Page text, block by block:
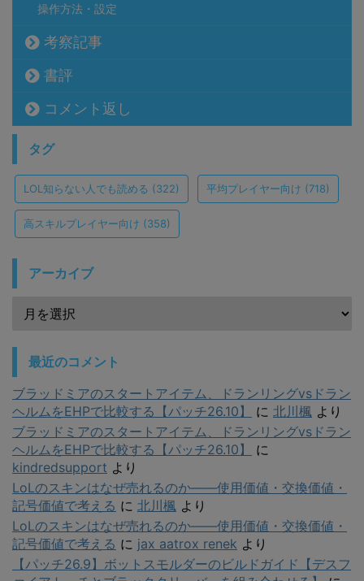
操作方法・設定
考察記事
書評
コメント返し
タグ
LOL知らない人でも読める (322) 平均プレイヤー向け (718)
高スキルプレイヤー向け (358)
アーカイブ
最近のコメント
ブラッドミアのスタートアイテム、ドランリングvsドラン
ヘルムをEHPで比較する【パッチ26.10】
に 北川楓 より
ブラッドミアのスタートアイテム、ドランリングvsドラン
ヘルムをEHPで比較する【パッチ26.10】
に
kindredsupport より
LoLのスキンはなぜ売れるのか——使用価値・交換価値・
記号価値で考える に 北川楓 より
LoLのスキンはなぜ売れるのか——使用価値・交換価値・
記号価値で考える に jax aatrox renek より
【パッチ26.9】ボットスモルダーのビルドガイド【デスフ